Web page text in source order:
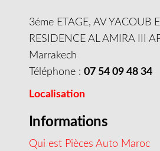
3éme ETAGE, AV YACOUB
RESIDENCE AL AMIRA III
Marrakech
Téléphone : 07 54 09 48 34
Localisation
Informations
Qui est Pièces Auto Maroc